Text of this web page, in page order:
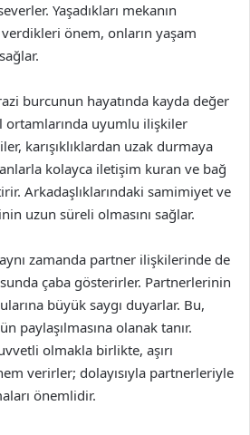
Yaşadıkları mekanın
önem, onların yaşam
burcunun hayatında kayda değer
ortamlarında uyumlu ilişkiler
karışıklıklardan uzak durmaya
kolayca iletişim kuran ve bağ
Arkadaşlıklarındaki samimiyet ve
uzun süreli olmasını sağlar.
zamanda partner ilişkilerinde de
çaba gösterirler. Partnerlerinin
büyük saygı duyarlar. Bu,
paylaşılmasına olanak tanır.
olmakla birlikte, aşırı
verirler; dolayısıyla partnerleriyle
önemlidir.